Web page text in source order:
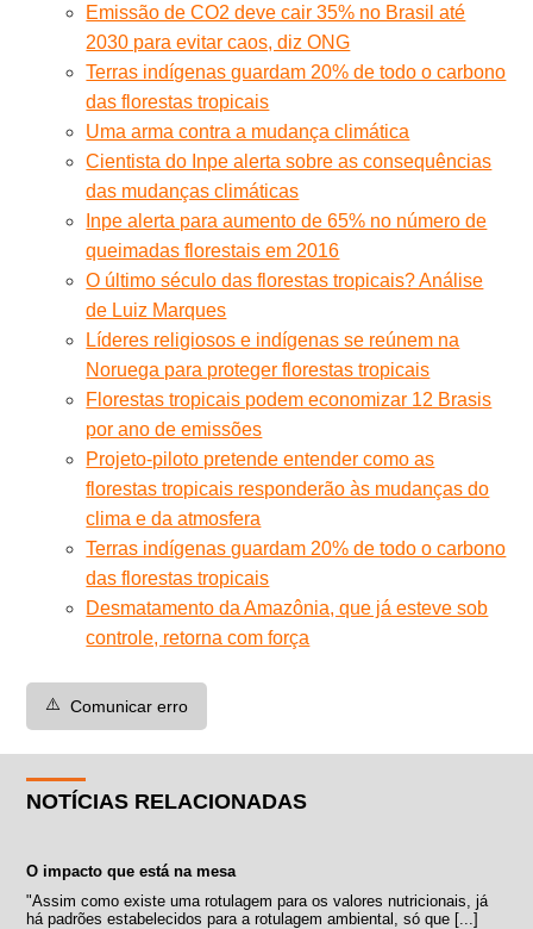
Emissão de CO2 deve cair 35% no Brasil até
2030 para evitar caos, diz ONG
Terras indígenas guardam 20% de todo o carbono
das florestas tropicais
Uma arma contra a mudança climática
Cientista do Inpe alerta sobre as consequências
das mudanças climáticas
Inpe alerta para aumento de 65% no número de
queimadas florestais em 2016
O último século das florestas tropicais? Análise
de Luiz Marques
Líderes religiosos e indígenas se reúnem na
Noruega para proteger florestas tropicais
Florestas tropicais podem economizar 12 Brasis
por ano de emissões
Projeto-piloto pretende entender como as
florestas tropicais responderão às mudanças do
clima e da atmosfera
Terras indígenas guardam 20% de todo o carbono
das florestas tropicais
Desmatamento da Amazônia, que já esteve sob
controle, retorna com força
⚠️ Comunicar erro
NOTÍCIAS RELACIONADAS
O impacto que está na mesa
"Assim como existe uma rotulagem para os valores nutricionais, já
há padrões estabelecidos para a rotulagem ambiental, só que [...]